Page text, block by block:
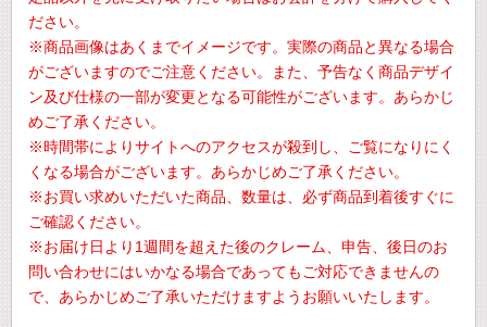
ださい。
※商品画像はあくまでイメージです。実際の商品と異なる場合
がございますのでご注意ください。また、予告なく商品デザイ
ン及び仕様の一部が変更となる可能性がございます。あらかじ
めご了承ください。
※時間帯によりサイトへのアクセスが殺到し、ご覧になりにく
くなる場合がございます。あらかじめご了承ください。
※お買い求めいただいた商品、数量は、必ず商品到着後すぐに
ご確認ください。
※お届け日より1週間を超えた後のクレーム、申告、後日のお
問い合わせにはいかなる場合であってもご対応できませんの
で、あらかじめご了承いただけますようお願いいたします。